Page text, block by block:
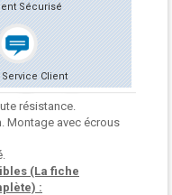
Sécurisé
Client
résistance.
Montage avec écrous
(La fiche
: